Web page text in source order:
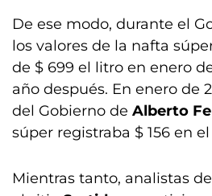
De ese modo, durante el
los valores de la nafta
de $ 699 el litro en enero
año después. En enero de
del Gobierno de Alberto
súper registraba $ 156 en
Mientras tanto, analistas